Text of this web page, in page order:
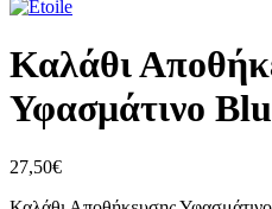
Καλάθι
Υφασμάτινο
27,50€